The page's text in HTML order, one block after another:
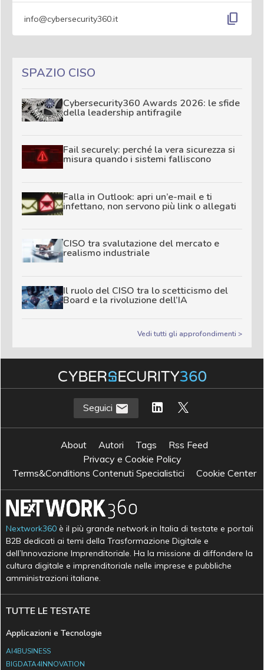
info@cybersecurity360.it content_copy
SPAZIO CISO
Cybersecurity360 Awards 2026: le sfide
della leadership antifragile
Fail securely: perché la vera sicurezza si
misura quando i sistemi falliscono
Falla in Outlook: apri un’e-mail e ti
infettano, non servono più link o allegati
CISO tra svalutazione del mercato e
realismo industriale
Il ruolo del CISO tra lo scetticismo del
Board e la rivoluzione dell’IA
Vedi tutti gli approfondimenti >
Seguici
About Autori Tags
Rss Feed
Privacy e Cookie Policy
Terms&Conditions Contenuti Specialistici
Cookie Center
Nextwork360 è il più grande network in Italia di testate e portali
B2B dedicati ai temi della Trasformazione Digitale e
dell’Innovazione Imprenditoriale. Ha la missione di diffondere la
cultura digitale e imprenditoriale nelle imprese e pubbliche
amministrazioni italiane.
TUTTE LE TESTATE
Applicazioni e Tecnologie
AI4BUSINESS
BIGDATA4INNOVATION